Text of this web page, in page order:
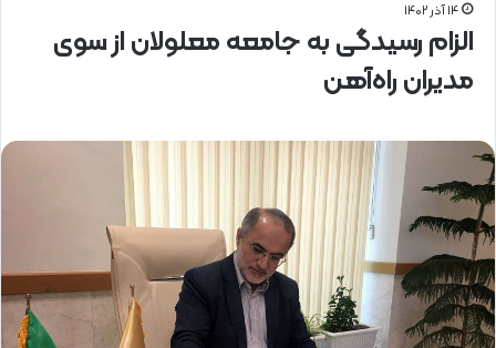
۱۴ آذر ۱۴۰۲
الزام رسیدگی به جامعه معلولان از سوی
مدیران راه‌آهن